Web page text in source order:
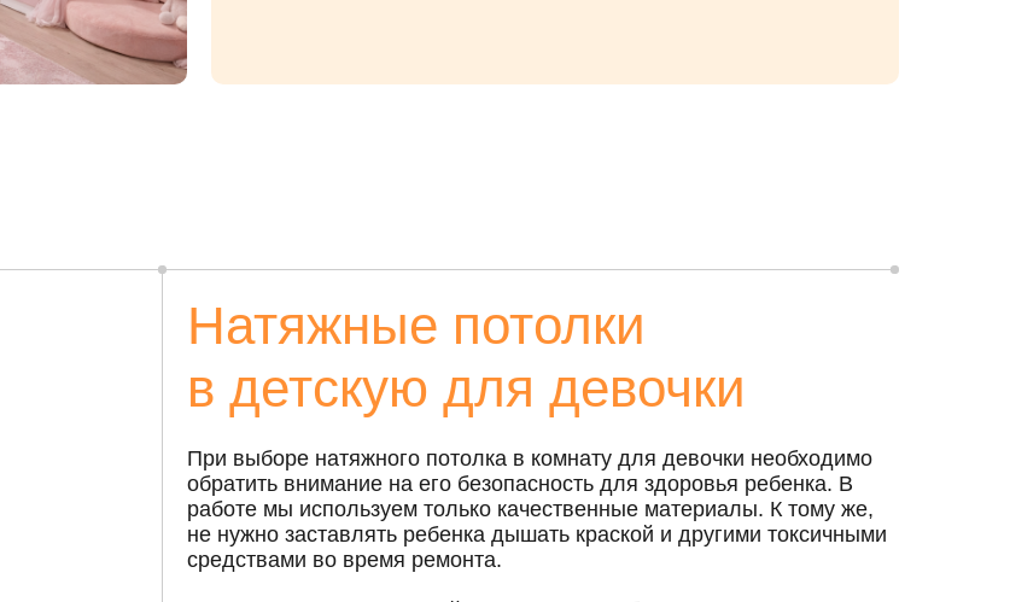
Натяжные потолки
в детскую для девочки
При выборе натяжного потолка в комнату для девочки необходимо
обратить внимание на его безопасность для здоровья ребенка. В
работе мы используем только качественные материалы. К тому же,
не нужно заставлять ребенка дышать краской и другими токсичными
средствами во время ремонта.